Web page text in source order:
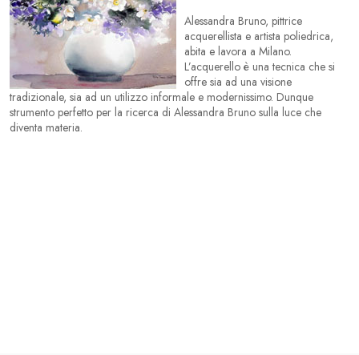
Alessandra Bruno, pittrice
acquerellista e artista poliedrica,
abita e lavora a Milano.
L’acquerello è una tecnica che si
offre sia ad una visione
tradizionale, sia ad un utilizzo informale e modernissimo. Dunque
strumento perfetto per la ricerca di Alessandra Bruno sulla luce che
diventa materia.